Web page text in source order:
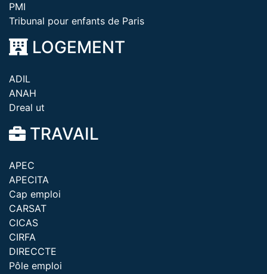
PMI
Tribunal pour enfants de Paris
LOGEMENT
ADIL
ANAH
Dreal ut
TRAVAIL
APEC
APECITA
Cap emploi
CARSAT
CICAS
CIRFA
DIRECCTE
Pôle emploi